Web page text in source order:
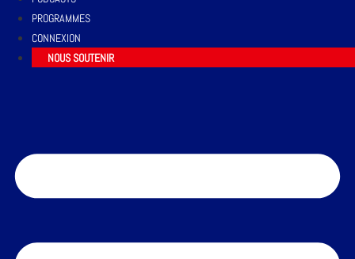
PROGRAMMES
CONNEXION
NOUS SOUTENIR